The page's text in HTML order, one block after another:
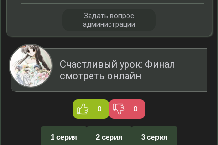
Счастливый урок: Финал
смотреть онлайн
0 0
1 серия 2 серия 3 серия
Задать вопрос
администрации